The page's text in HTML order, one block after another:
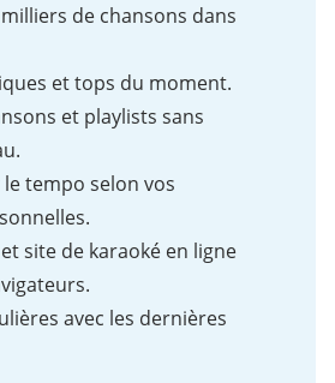
de chansons dans
et tops du moment.
et playlists sans
tempo selon vos
site de karaoké en ligne
avec les dernières